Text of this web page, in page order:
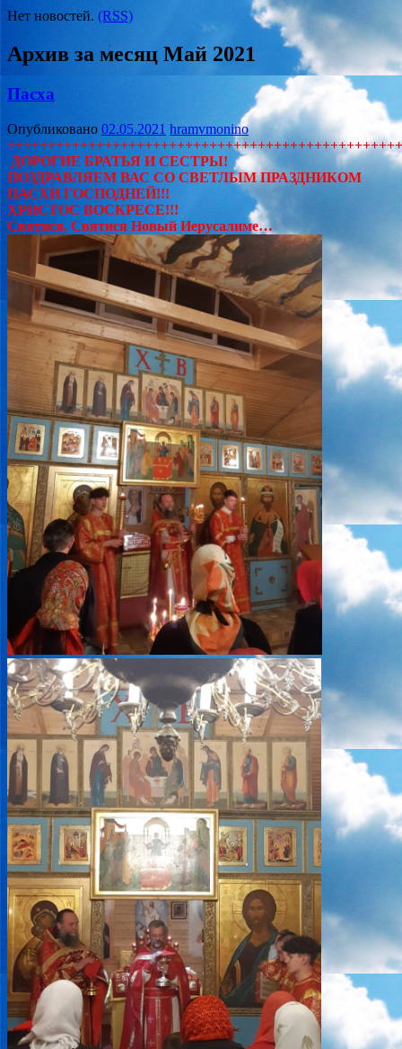
Нет новостей. (RSS)
Архив за месяц Май 2021
Пасха
Опубликовано 02.05.2021 hramvmonino
ДОРОГИЕ БРАТЬЯ И СЕСТРЫ!
ПОЗДРАВЛЯЕМ ВАС СО СВЕТЛЫМ ПРАЗДНИКОМ
ПАСХИ ГОСПОДНЕЙ!!!
ХРИСТОС ВОСКРЕСЕ!!!
Святися, Святися Новый Иерусалиме…